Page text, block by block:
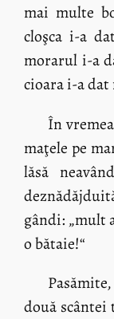
mai multe
cloşca i-a
morarul i-a
cioara i-a
În
maţele pe
lăsă
gândi: „mult
o bătaie!“
două scântei